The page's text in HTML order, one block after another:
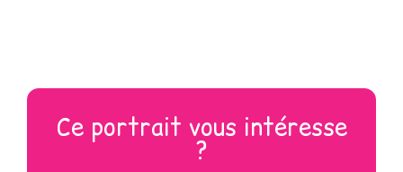
Ce portrait vous intéresse
?